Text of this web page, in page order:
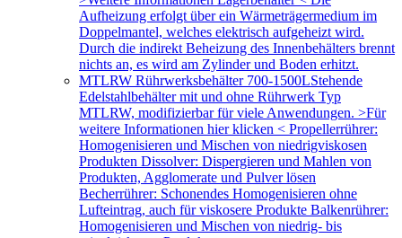
Aufheizung erfolgt über ein Wärmeträgermedium im
Doppelmantel, welches elektrisch aufgeheizt wird.
Durch die indirekt Beheizung des Innenbehälters brennt
nichts an, es wird am Zylinder und Boden erhitzt.
MTLRW Rührwerksbehälter 700-1500LStehende
Edelstahlbehälter mit und ohne Rührwerk Typ
MTLRW, modifizierbar für viele Anwendungen. >Für
weitere Informationen hier klicken < Propellerrührer:
Homogenisieren und Mischen von niedrigviskosen
Produkten Dissolver: Dispergieren und Mahlen von
Produkten, Agglomerate und Pulver lösen
Becherrührer: Schonendes Homogenisieren ohne
Lufteintrag, auch für viskosere Produkte Balkenrührer:
Homogenisieren und Mischen von niedrig- bis